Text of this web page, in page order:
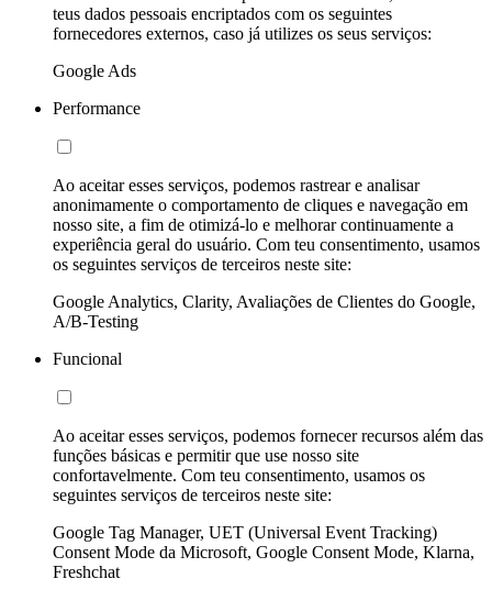
teus dados pessoais encriptados com os seguintes
fornecedores externos, caso já utilizes os seus serviços:
Google Ads
Performance
Ao aceitar esses serviços, podemos rastrear e analisar
anonimamente o comportamento de cliques e navegação em
nosso site, a fim de otimizá-lo e melhorar continuamente a
experiência geral do usuário. Com teu consentimento, usamos
os seguintes serviços de terceiros neste site:
Google Analytics, Clarity, Avaliações de Clientes do Google,
A/B-Testing
Funcional
Ao aceitar esses serviços, podemos fornecer recursos além das
funções básicas e permitir que use nosso site
confortavelmente. Com teu consentimento, usamos os
seguintes serviços de terceiros neste site:
Google Tag Manager, UET (Universal Event Tracking)
Consent Mode da Microsoft, Google Consent Mode, Klarna,
Freshchat